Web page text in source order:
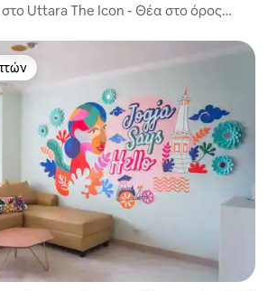
Uttara The Icon - Θέα στο όρος